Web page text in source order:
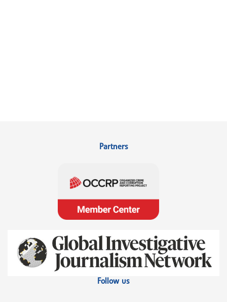
Partners
Follow us